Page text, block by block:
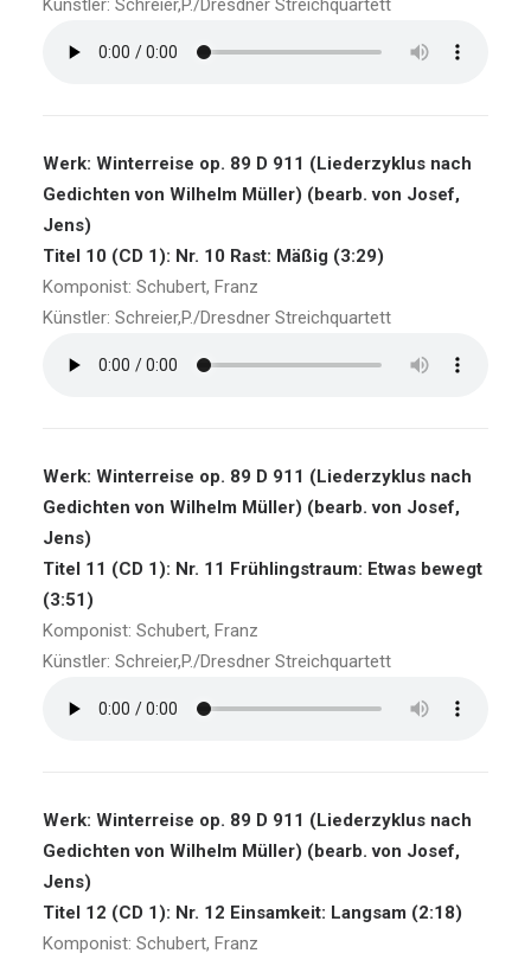
Künstler: Schreier,P./Dresdner Streichquartett
Werk: Winterreise op. 89 D 911 (Liederzyklus nach
Gedichten von Wilhelm Müller) (bearb. von Josef,
Jens)
Titel 10 (CD 1): Nr. 10 Rast: Mäßig (3:29)
Komponist: Schubert, Franz
Künstler: Schreier,P./Dresdner Streichquartett
Werk: Winterreise op. 89 D 911 (Liederzyklus nach
Gedichten von Wilhelm Müller) (bearb. von Josef,
Jens)
Titel 11 (CD 1): Nr. 11 Frühlingstraum: Etwas bewegt
(3:51)
Komponist: Schubert, Franz
Künstler: Schreier,P./Dresdner Streichquartett
Werk: Winterreise op. 89 D 911 (Liederzyklus nach
Gedichten von Wilhelm Müller) (bearb. von Josef,
Jens)
Titel 12 (CD 1): Nr. 12 Einsamkeit: Langsam (2:18)
Komponist: Schubert, Franz